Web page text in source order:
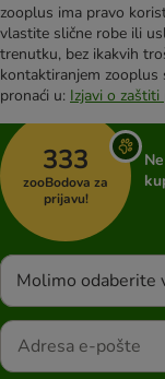
zooplus ima pravo
vlastite slične robe ili
trenutku, bez ikakvih
kontaktiranjem zooplus
pronaći u: Izjavi o zaštiti
333
zooBodova za
prijavu!
Molimo odaberite